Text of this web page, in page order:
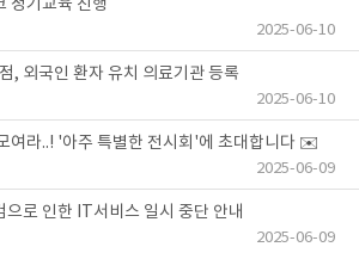
정기교육 진행
2025-06-10
, 외국인 환자 유치 의료기관 등록
2025-06-10
여라..! '아주 특별한 전시회'에 초대합니다 ✉️
2025-06-09
으로 인한 IT서비스 일시 중단 안내
2025-06-09